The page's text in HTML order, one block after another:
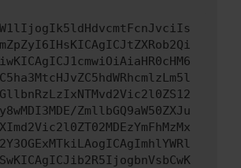
ZmllbGQ9aW50ZXJu